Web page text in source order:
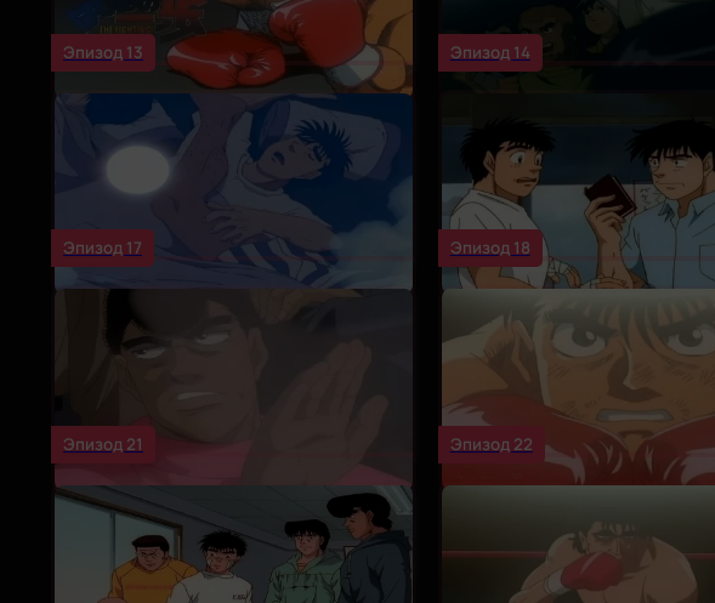
Эпизод 13 Эпизод 14
Эпизод 17 Эпизод 18
Эпизод 21 Эпизод 22